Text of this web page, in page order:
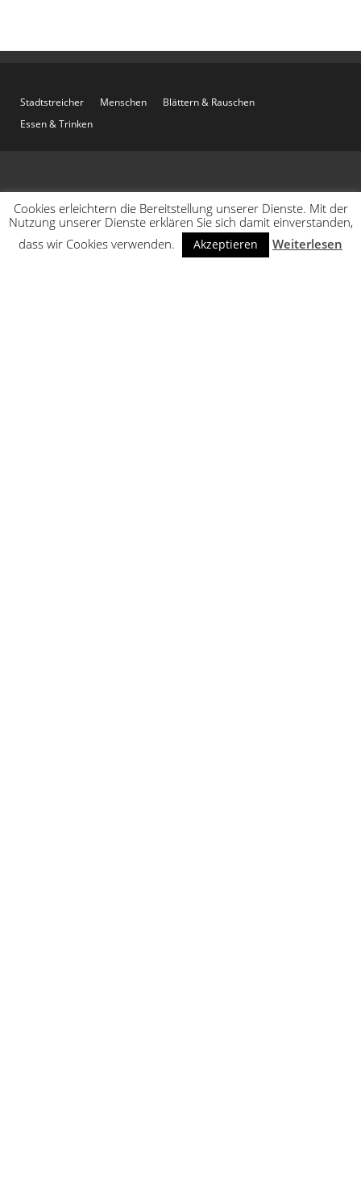
Stadtstreicher Menschen
Blättern & Rauschen
Essen & Trinken
Cookies erleichtern die Bereitstellung unserer Dienste. Mit der
Nutzung unserer Dienste erklären Sie sich damit einverstanden,
dass wir Cookies verwenden.
Akzeptieren Weiterlesen